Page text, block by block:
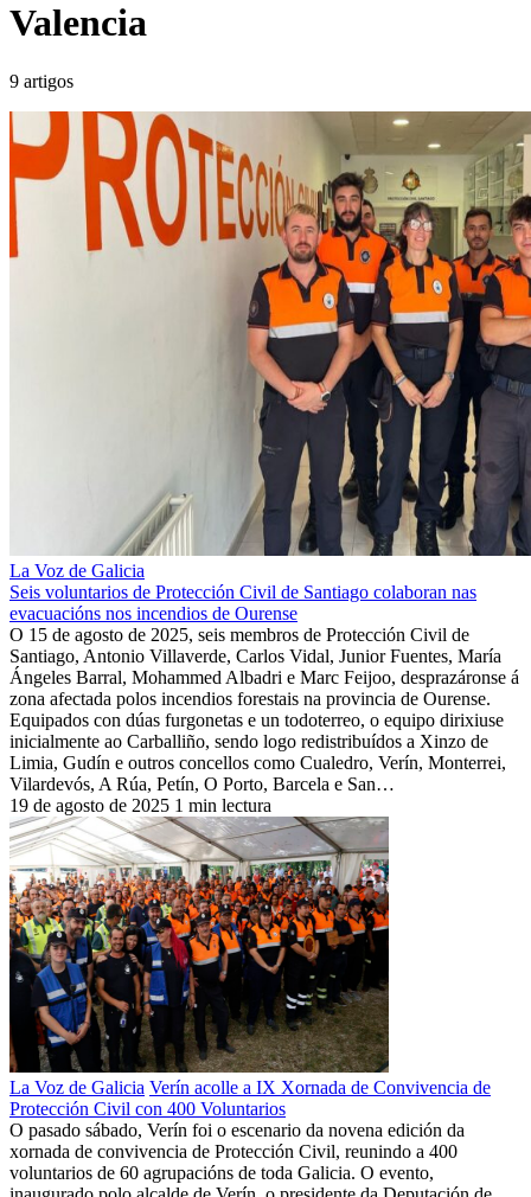
Valencia
9 artigos
La Voz de Galicia
Seis voluntarios de Protección Civil de Santiago colaboran nas
evacuacións nos incendios de Ourense
O 15 de agosto de 2025, seis membros de Protección Civil de
Santiago, Antonio Villaverde, Carlos Vidal, Junior Fuentes, María
Ángeles Barral, Mohammed Albadri e Marc Feijoo, desprazáronse á
zona afectada polos incendios forestais na provincia de Ourense.
Equipados con dúas furgonetas e un todoterreo, o equipo dirixiuse
inicialmente ao Carballiño, sendo logo redistribuídos a Xinzo de
Limia, Gudín e outros concellos como Cualedro, Verín, Monterrei,
Vilardevós, A Rúa, Petín, O Porto, Barcela e San…
19 de agosto de 2025 1 min lectura
La Voz de Galicia Verín acolle a IX Xornada de Convivencia de
Protección Civil con 400 Voluntarios
O pasado sábado, Verín foi o escenario da novena edición da
xornada de convivencia de Protección Civil, reunindo a 400
voluntarios de 60 agrupacións de toda Galicia. O evento,